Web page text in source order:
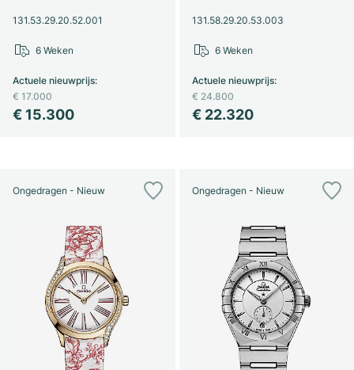
131.53.29.20.52.001
€ 15.300
Actuele nieuwprijs:
€ 17.000
6 Weken
131.58.29.20.53.003
€ 22.320
Actuele nieuwprijs:
€ 24.800
6 Weken
Ongedragen - Nieuw Ongedragen - Nieuw